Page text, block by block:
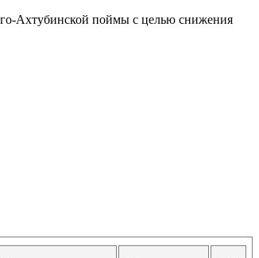
Ахтубинской поймы с целью снижения